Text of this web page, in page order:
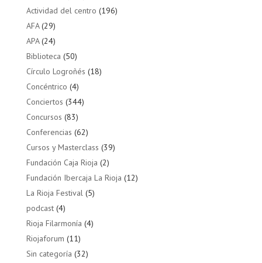
Actividad del centro (196)
AFA(29)
APA(24)
Biblioteca (50)
Círculo Logroñés (18)
Concéntrico (4)
Conciertos (344)
Concursos (83)
Conferencias (62)
Cursos y Masterclass (39)
Fundación Caja Rioja (2)
Fundación Ibercaja La Rioja (12)
La Rioja Festival(5)
podcast(4)
Rioja Filarmonía (4)
Riojaforum (11)
Sin categoría (32)